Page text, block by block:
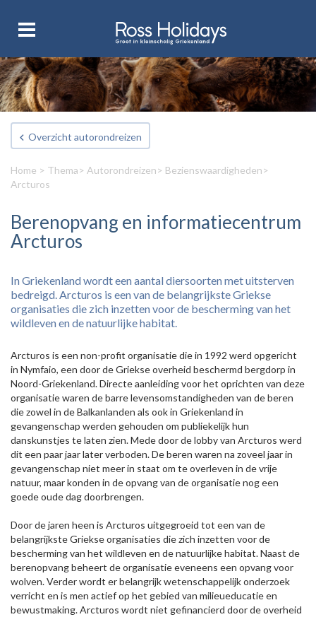
Overzicht autorondreizen
Home > Thema> Autorondreizen> Bezienswaardigheden>
Arcturos
Berenopvang en informatiecentrum
Arcturos
In Griekenland wordt een aantal diersoorten met uitsterven
bedreigd. Arcturos is een van de belangrijkste Griekse
organisaties die zich inzetten voor de bescherming van het
wildleven en de natuurlijke habitat.
Arcturos is een non-profit organisatie die in 1992 werd opgericht
in Nymfaio, een door de Griekse overheid beschermd bergdorp in
Noord-Griekenland. Directe aanleiding voor het oprichten van deze
organisatie waren de barre levensomstandigheden van de beren
die zowel in de Balkanlanden als ook in Griekenland in
gevangenschap werden gehouden om publiekelijk hun
danskunstjes te laten zien. Mede door de lobby van Arcturos werd
dit een paar jaar later verboden. De beren waren na zoveel jaar in
gevangenschap niet meer in staat om te overleven in de vrije
natuur, maar konden in de opvang van de organisatie nog een
goede oude dag doorbrengen.
Door de jaren heen is Arcturos uitgegroeid tot een van de
belangrijkste Griekse organisaties die zich inzetten voor de
bescherming van het wildleven en de natuurlijke habitat. Naast de
berenopvang beheert de organisatie eveneens een opvang voor
wolven. Verder wordt er belangrijk wetenschappelijk onderzoek
verricht en is men actief op het gebied van milieueducatie en
bewustmaking. Arcturos wordt niet gefinancierd door de overheid